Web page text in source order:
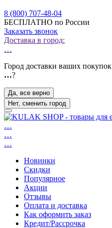
8 (800) 707-48-04
БЕСПЛАТНО по России
Заказать звонок
Доставка в город:
…
Город доставки ваших покупок
…?
Да, все верно
Нет, сменить город
…
…
…
Новинки
Скидки
Популярное
Акции
Отзывы
Оплата и доставка
Как оформить заказ
Кредит/Рассрочка